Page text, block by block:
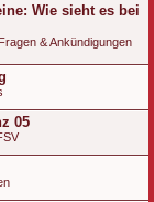
Wie sieht es bei
& Ankündigungen
05